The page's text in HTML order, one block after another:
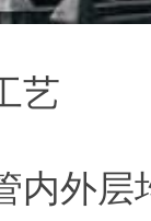
艺
内外